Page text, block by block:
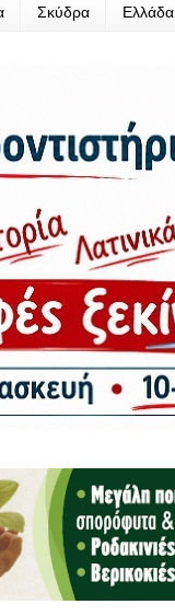
Σκύδρα Ελλάδα